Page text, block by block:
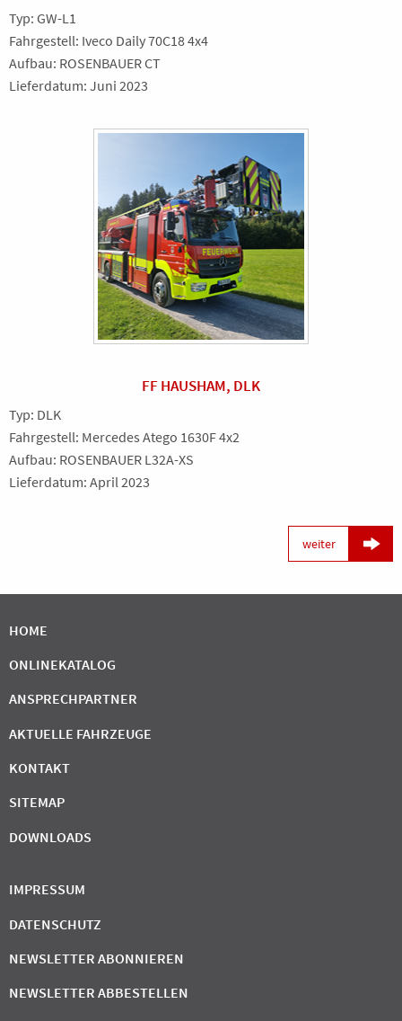
Typ: GW-L1
Fahrgestell: Iveco Daily 70C18 4x4
Aufbau: ROSENBAUER CT
Lieferdatum: Juni 2023
FF HAUSHAM, DLK
Typ: DLK
Fahrgestell: Mercedes Atego 1630F 4x2
Aufbau: ROSENBAUER L32A-XS
Lieferdatum: April 2023
weiter 
HOME
ONLINEKATALOG
ANSPRECHPARTNER
AKTUELLE FAHRZEUGE
KONTAKT
SITEMAP
DOWNLOADS
IMPRESSUM
DATENSCHUTZ
NEWSLETTER ABONNIEREN
NEWSLETTER ABBESTELLEN